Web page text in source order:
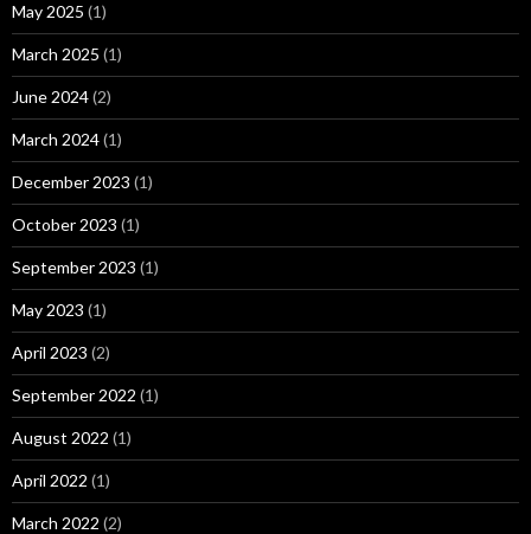
May 2025 (1)
March 2025 (1)
June 2024(2)
March 2024(1)
December 2023 (1)
October 2023 (1)
September 2023 (1)
May 2023 (1)
April 2023 (2)
September 2022 (1)
August 2022 (1)
April 2022 (1)
March 2022 (2)